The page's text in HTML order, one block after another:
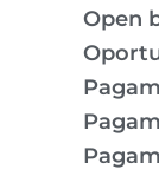
Open